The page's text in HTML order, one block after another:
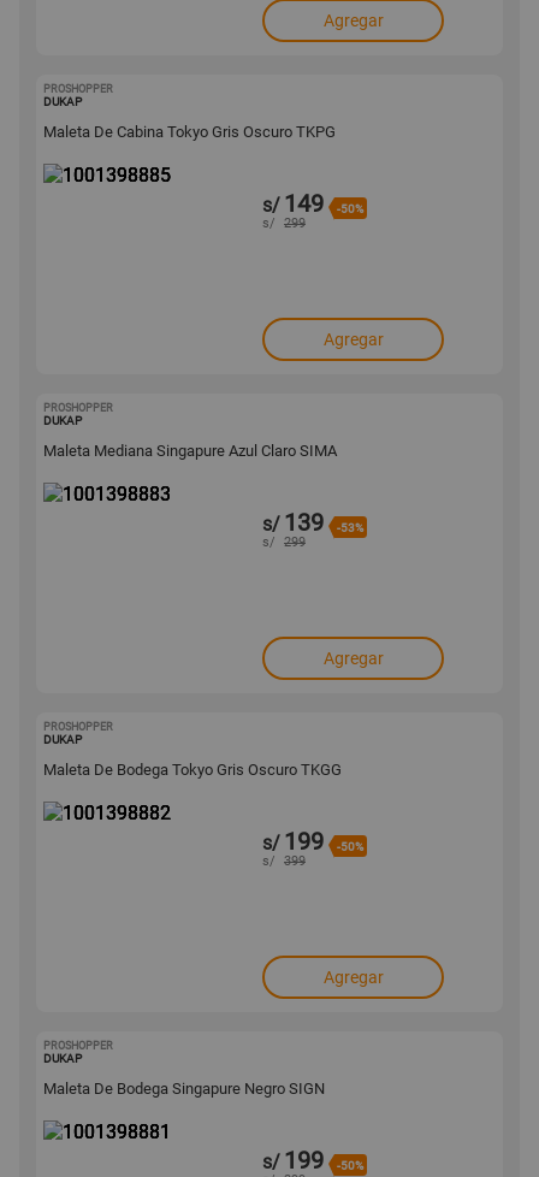
Agregar
PROSHOPPER
DUKAP
Maleta De Cabina Tokyo Gris Oscuro TKPG
s/ 149 -50%
s/ 299
Agregar
PROSHOPPER
DUKAP
Maleta Mediana Singapure Azul Claro SIMA
s/ 139 -53%
s/ 299
Agregar
PROSHOPPER
DUKAP
Maleta De Bodega Tokyo Gris Oscuro TKGG
s/ 199 -50%
s/ 399
Agregar
PROSHOPPER
DUKAP
Maleta De Bodega Singapure Negro SIGN
s/ 199 -50%